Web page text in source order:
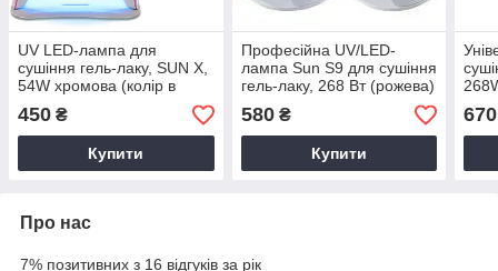
UV LED-лампа для
сушіння гель-лаку, SUN X,
54W хромова (колір в
асортименті)
450 ₴
Купити
Професійна UV/LED-
лампа Sun S9 для сушіння
гель-лаку, 268 Вт (рожева)
580₴
Купити
670
Про нас
7% позитивних з 16 відгуків за рік